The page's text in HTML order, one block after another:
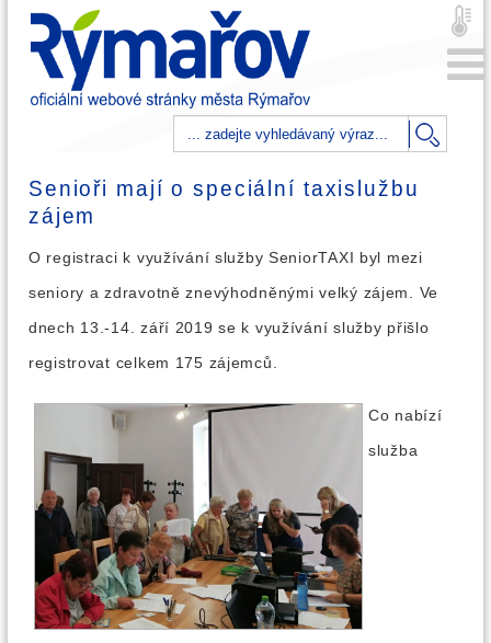
Senioři mají o speciální taxislužbu
zájem
O registraci k využívání služby SeniorTAXI byl mezi
seniory a zdravotně znevýhodněnými velký zájem. Ve
dnech 13.-14. září 2019 se k využívání služby přišlo
registrovat celkem 175 zájemců.
Co nabízí
služba